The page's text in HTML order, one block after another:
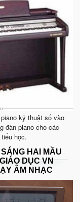
kỹ thuật số vào
đàn piano cho các
học.
HAI MẦU
DỤC VN
ÂM NHẠC